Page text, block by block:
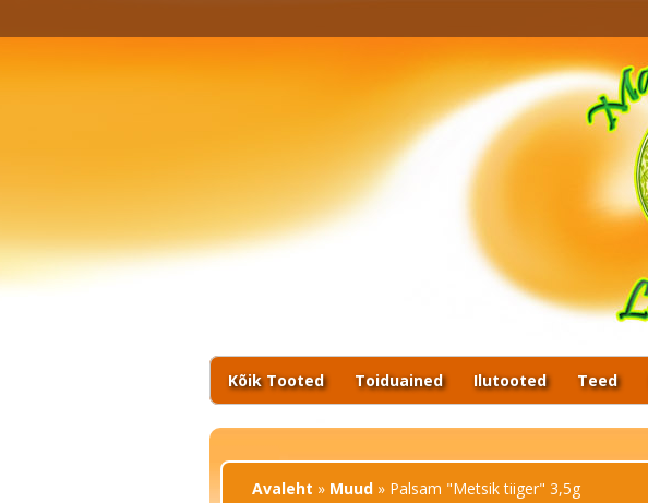
Kõik Tooted Toiduained Ilutooted Teed
Sa oled siin
Avaleht » Muud » Palsam "Metsik tiiger" 3,5g